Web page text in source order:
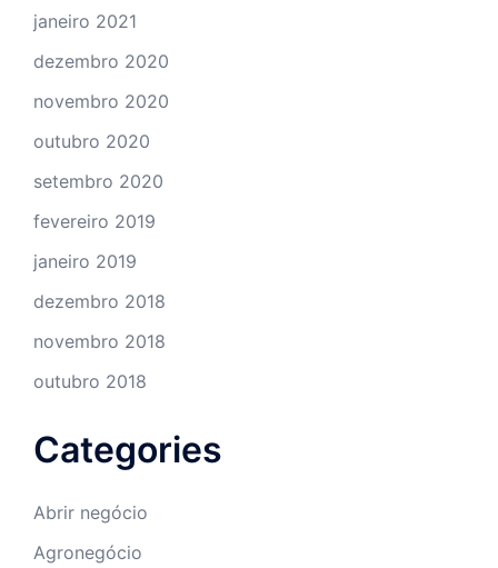
janeiro 2021
dezembro 2020
novembro 2020
outubro 2020
setembro 2020
fevereiro 2019
janeiro 2019
dezembro 2018
novembro 2018
outubro 2018
Categories
Abrir negócio
Agronegócio